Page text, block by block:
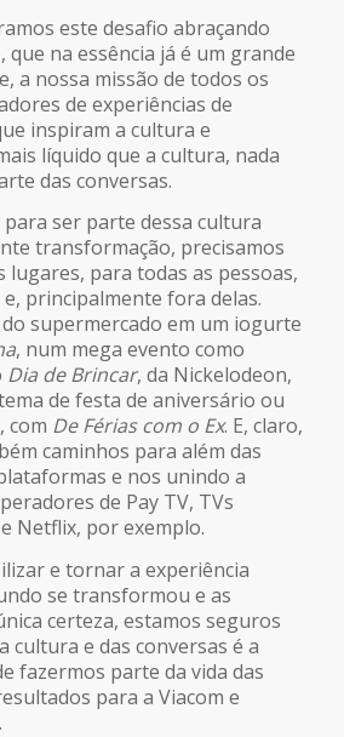
este desafio abraçando
que na essência já é um grande
a nossa missão de todos os
de experiências de
inspiram a cultura e
líquido que a cultura, nada
das conversas.
ser parte dessa cultura
transformação, precisamos
lugares, para todas as pessoas,
principalmente fora delas.
supermercado em um iogurte
, num mega evento como
Dia de Brincar, da Nickelodeon,
de festa de aniversário ou
com De Férias com o Ex. E, claro,
caminhos para além das
e nos unindo a
de Pay TV, TVs
Netflix, por exemplo.
e tornar a experiência
se transformou e as
certeza, estamos seguros
cultura e das conversas é a
fazermos parte da vida das
para a Viacom e